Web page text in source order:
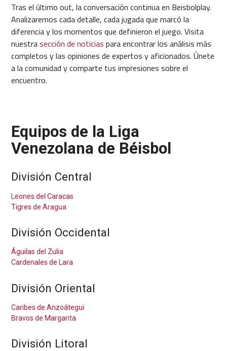
Tras el último out, la conversación continua en Beisbolplay.
Analizaremos cada detalle, cada jugada que marcó la
diferencia y los momentos que definieron el juego. Visita
nuestrasección de noticias para encontrar los análisis más
completos y las opiniones de expertos y aficionados. Únete
a la comunidad y comparte tus impresiones sobre el
encuentro.
Equipos de la Liga
Venezolana de Béisbol
División Central
Leones del Caracas
Tigres de Aragua
División Occidental
Águilas del Zulia
Cardenales de Lara
División Oriental
Caribes de Anzoátegui
Bravos de Margarita
División Litoral